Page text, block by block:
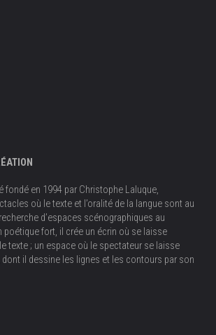
fondé en 1994 par Christophe Laluque,
où le texte et l’oralité de la langue sont au
d’espaces scénographiques au
poétique fort, il crée un écrin où se laisse
texte ; un espace où le spectateur se laisse
il dessine les lignes et les contours par son